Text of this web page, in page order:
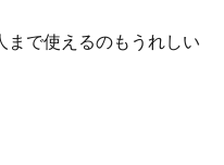
まで使えるのもうれしい